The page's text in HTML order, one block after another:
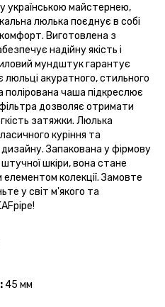
українською майстернею,
люлька поєднує в собі
комфорт. Виготовлена з
надійну якість і
мундштук гарантує
люльці акуратного, стильного
полірована чаша підкреслює
дозволяє отримати
затяжки. Люлька
куріння та
Запакована у фірмову
шкіри, вона стане
колекції. Замовте
у світ м'якого та
45 мм